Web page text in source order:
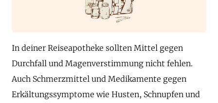
In deiner Reiseapotheke sollten Mittel gegen
Durchfall und Magenverstimmung nicht fehlen.
Auch Schmerzmittel und Medikamente gegen
Erkältungssymptome wie Husten, Schnupfen und